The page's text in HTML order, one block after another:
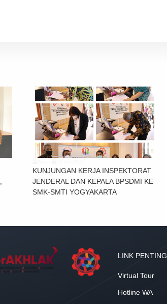
KUNJUNGAN KERJA INSPEKTORAT
JENDERAL DAN KEPALA BPSDMI KE
SMK-SMTI YOGYAKARTA
LINK PENTING
Virtual Tour
Hotline WA